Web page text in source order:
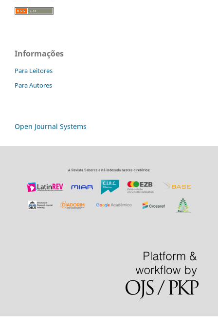
Informações
Para Leitores
Para Autores
Open Journal Systems